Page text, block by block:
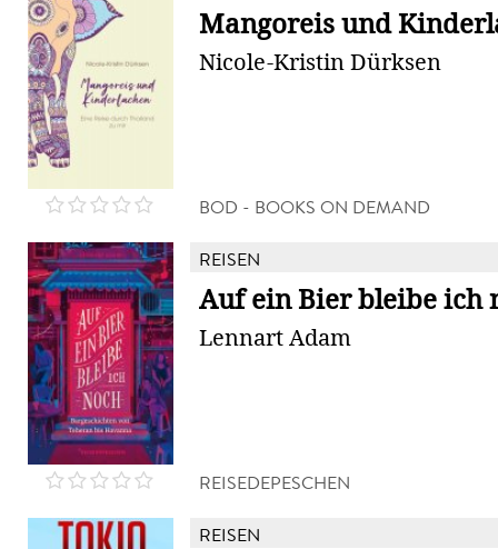
Mangoreis und
Nicole-Kristin Dürksen
BOD - BOOKS ON DEMAND
REISEN
Auf ein Bier bleibe ich
Lennart Adam
REISEDEPESCHEN
REISEN